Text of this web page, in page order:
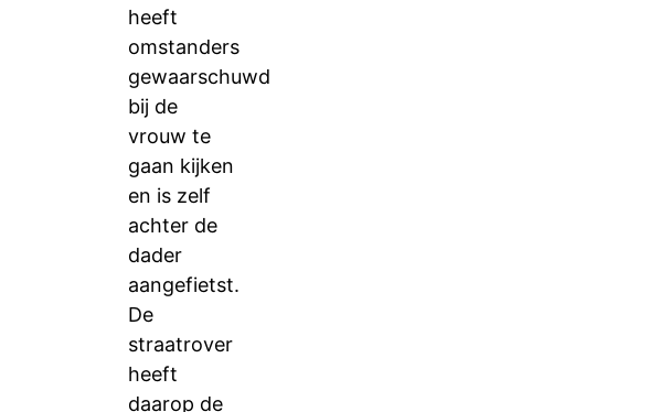
heeft
omstanders
gewaarschuwd
bij de
vrouw te
gaan kijken
en is zelf
achter de
dader
aangefietst.
De
straatrover
heeft
daarop de